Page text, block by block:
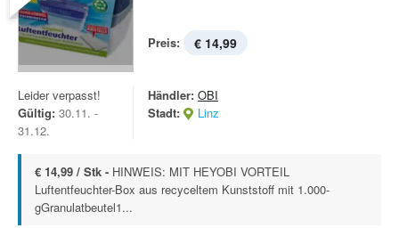
Preis: € 14,99
Leider verpasst!
Gültig: 30.11. -
31.12.
Händler: OBI
Stadt:
Linz
€ 14,99 / Stk - HINWEIS: MIT HEYOBI VORTEIL
Luftentfeuchter-Box aus recyceltem Kunststoff mit 1.000-
gGranulatbeutel1...